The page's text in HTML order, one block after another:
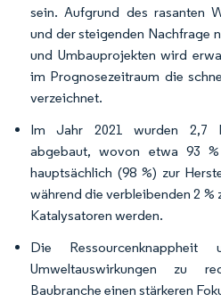
sein. Aufgrund des rasanten
und der steigenden Nachfrage
und Umbauprojekten wird
im Prognosezeitraum die
verzeichnet.
Im Jahr 2021 wurden 2,7
abgebaut, wovon etwa 93
hauptsächlich (98 %) zur
während die verbleibenden 2 %
Katalysatoren werden.
Die
Umweltauswirkungen zu
Baubranche einen stärkeren